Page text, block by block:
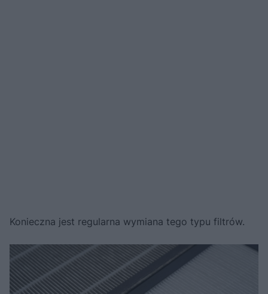
Konieczna jest regularna wymiana tego typu filtrów.